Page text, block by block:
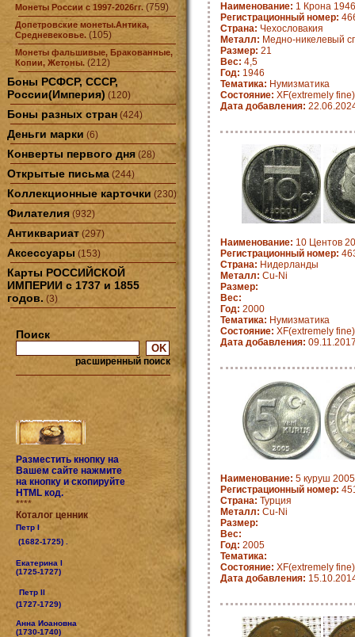
Монеты России с 1997-2026гг. (759)
Допетровские монеты.Антика,
Средневековье. (105)
Монеты фальшивые, Бракованные,
Копии, Жетоны. (212)
Боны РСФСР, СССР,
России(Империя) (120)
Боны разных стран (424)
Деньги марки (6)
Конверты первого дня (28)
Открытые письма (244)
Коллекционные карточки (230)
Филателия (932)
Антиквариат (297)
Аксессуары (153)
Карты РОССИЙСКОЙ
ИМПЕРИИ с 1737 и 1855
годов. (3)
Поиск
расширенный поиск
Разместить кнопку на
Вашем сайте нажмите
на кнопку и скопируйте
HTML код.
****
Коталог ценник
Петр I
(1682-1725) .
Екатерина I
(1725-1727)
Петр II
(1727-1729)
Анна Иоановна
(1730-1740)
Наименование: 1 Крона
Регистрационный номер:
Страна: Чехословакия
Металл: Медно-никелевый
Размер: 21
Вес: 4,5
Год: 1946
Тематика: Нумизматика
Состояние: XF(extremely fine)
Дата добавления:
Наименование: 10 Центов
Регистрационный номер:
Страна: Нидерланды
Металл: Cu-Ni
Размер:
Вес:
Год: 2000
Тематика: Нумизматика
Состояние: XF(extremely fine)
Дата добавления:
Наименование: 5 куруш
Регистрационный номер:
Страна: Турция
Металл: Cu-Ni
Размер:
Вес:
Год: 2005
Тематика:
Состояние: XF(extremely fine)
Дата добавления: